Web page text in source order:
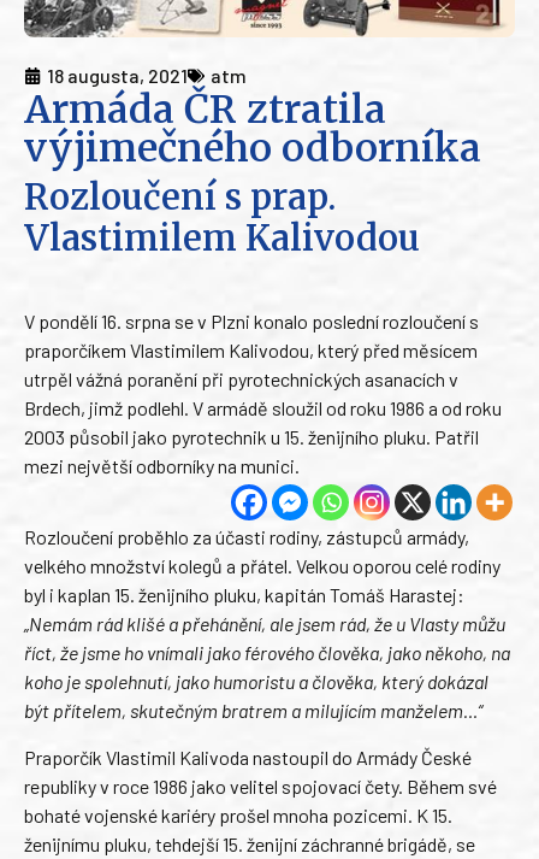
18 augusta, 2021 atm
Armáda ČR ztratila
výjimečného odborníka
Rozloučení s prap.
Vlastimilem Kalivodou
V pondělí 16. srpna se v Plzni konalo poslední rozloučení s
praporčíkem Vlastimilem Kalivodou, který před měsícem
utrpěl vážná poranění při pyrotechnických asanacích v
Brdech, jimž podlehl. V armádě sloužil od roku 1986 a od roku
2003 působil jako pyrotechnik u 15. ženijního pluku. Patřil
mezi největší odborníky na munici.
Rozloučení proběhlo za účasti rodiny, zástupců armády,
velkého množství kolegů a přátel. Velkou oporou celé rodiny
byl i kaplan 15. ženijního pluku, kapitán Tomáš Harastej:
„Nemám rád klišé a přehánění, ale jsem rád, že u Vlasty můžu
říct, že jsme ho vnímali jako férového člověka, jako někoho, na
koho je spolehnutí, jako humoristu a člověka, který dokázal
být přítelem, skutečným bratrem a milujícím manželem…“
Praporčík Vlastimil Kalivoda nastoupil do Armády České
republiky v roce 1986 jako velitel spojovací čety. Během své
bohaté vojenské kariéry prošel mnoha pozicemi. K 15.
ženijnímu pluku, tehdejší 15. ženijní záchranné brigádě, se